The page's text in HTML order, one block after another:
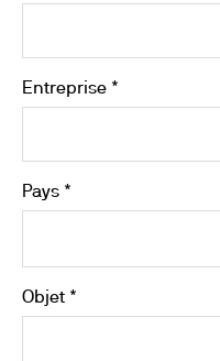
Entreprise *
Pays *
Objet *